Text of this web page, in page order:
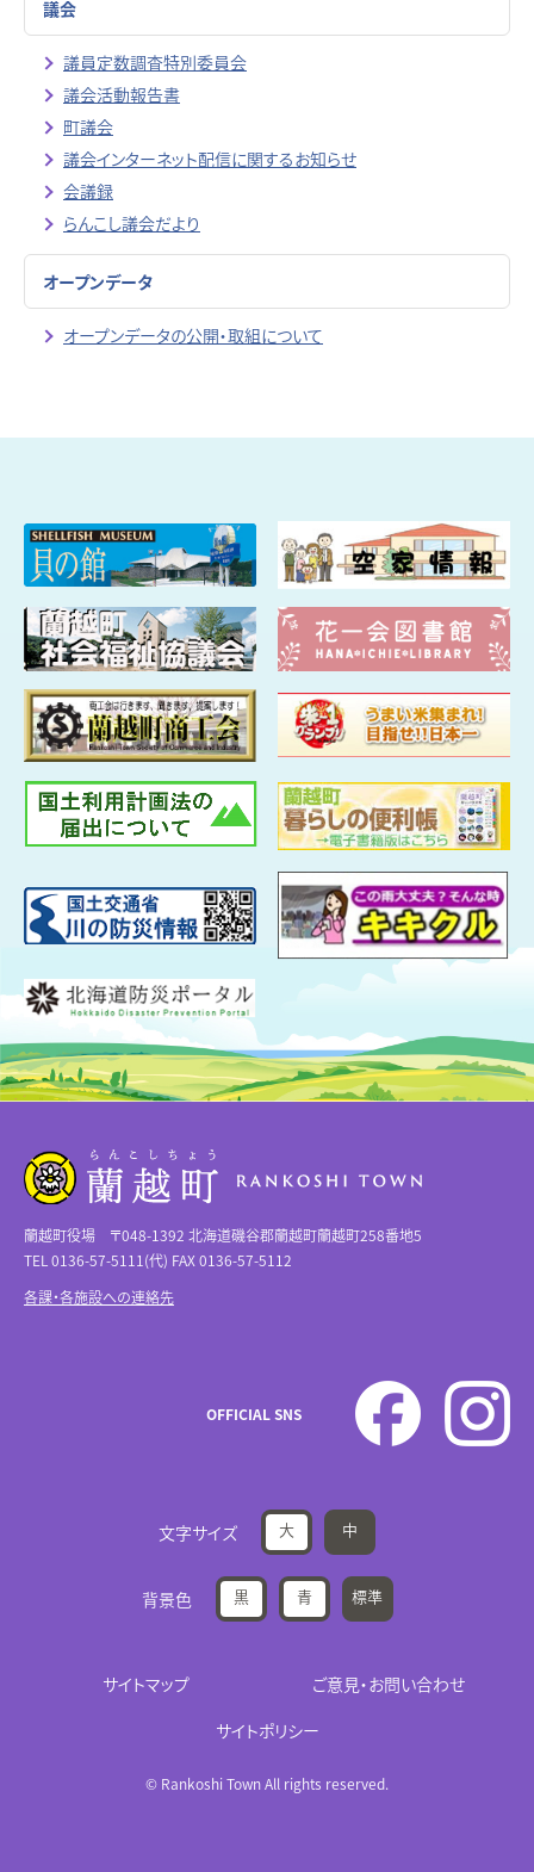
議会
議員定数調査特別委員会
議会活動報告書
町議会
議会インターネット配信に関するお知らせ
会議録
らんこし議会だより
オープンデータ
オープンデータの公開・取組について
蘭越町役場 〒048-1392 北海道磯谷郡蘭越町蘭越町258番地5
TEL 0136-57-5111(代) FAX 0136-57-5112
各課・各施設への連絡先
OFFICIAL SNS
文字サイズ 大 中
背景色 黒 青 標準
サイトマップ
ご意見・お問い合わせ
サイトポリシー
© Rankoshi Town All rights reserved.